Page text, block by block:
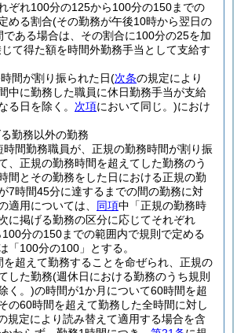
ぞれ100分の125から100分の150までの
める割合(その勤務が午後10時から翌日の
である場合は、その割合に100分の25を加
て得た額を時間外勤務手当として支給す
間が割り振られた日(次条の規定により
中に勤務した職員に休日勤務手当が支給
る日を除く。 次項において同じ。)におけ
勤務以外の勤務
時間勤務職員が、正規の勤務時間が割り振
、正規の勤務時間を超えてした勤務のう
間とその勤務をした日における正規の勤
7時間45分に達するまでの間の勤務に対
適用については、 同項中「正規の勤務時
に掲げる勤務の区分に応じてそれぞれ
分の150までの範囲内で規則で定める
「100分の100」とする。
を超えて勤務することを命ぜられ、正規の
した勤務(週休日における勤務のうち規則
く。)の時間が1か月について60時間を超
の60時間を超えて勤務した全時間に対し
規定により読み替えて適用する場合を含